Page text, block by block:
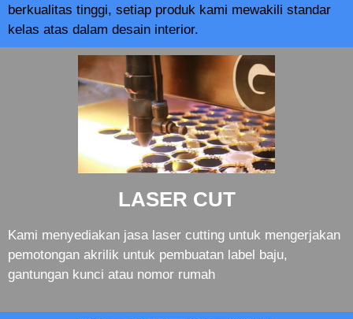
berkualitas tinggi, setiap produk kami mewakili standar
kelas atas dalam desain interior.
LASER CUT
Kami menyediakan jasa laser cutting untuk mengerjakan
pemotongan akrilik untuk pembuatan label baju,
gantungan kunci atau nomor rumah